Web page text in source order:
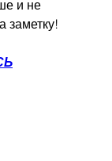
и не
заметку!